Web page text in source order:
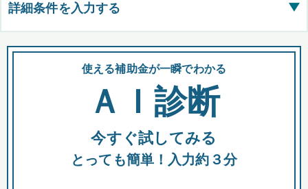
詳細条件を入力する ▶
都道府県
全国の検索結果を含めて表示
助成金 融資 出資
使える補助金が一瞬でわかる
ＡＩ診断
今すぐ試してみる
とっても簡単！入力約３分